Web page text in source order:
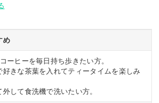
め
ーヒーを毎日持ち歩きたい方。
好きな茶葉を入れてティータイムを楽しみ
外して食洗機で洗いたい方。